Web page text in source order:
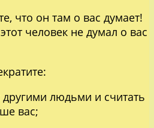
что он там о вас думает!
человек не думал о вас
людьми и считать
вас;